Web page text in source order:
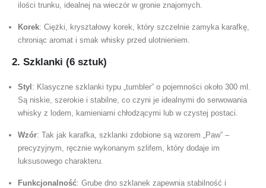
ilości trunku, idealnej na wieczór w gronie znajomych.
Korek: Ciężki, kryształowy korek, który szczelnie zamyka karafkę,
chroniąc aromat i smak whisky przed ulotnieniem.
2. Szklanki (6 sztuk)
Styl : Klasyczne szklanki typu „tumbler” o pojemności około 300 ml.
Są niskie, szerokie i stabilne, co czyni je idealnymi do serwowania
whisky z lodem, kamieniami chłodzącymi lub w czystej postaci.
Wzór: Tak jak karafka, szklanki zdobione są wzorem „Paw” –
precyzyjnym, ręcznie wykonanym szlifem, który dodaje im
luksusowego charakteru.
Funkcjonalność: Grube dno szklanek zapewnia stabilność i